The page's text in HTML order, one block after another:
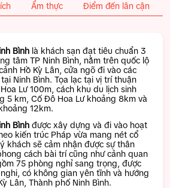
Ẩm thực Điểm đến lân cận
Bình là khách sạn đạt tiêu chuẩn 3
tâm TP Ninh Bình, nằm trên quốc lộ
Hồ Kỳ Lân, cửa ngõ đi vào các
Ninh Bình. Tọa lạc tại vị trí thuận
Lư 100m, cách khu du lịch sinh
5 km, Cố Đô Hoa Lư khoảng 8km và
12km.
Bình được xây dựng và đi vào hoạt
kiến trúc Pháp vừa mang nét cổ
khách sẽ cảm nhận được sự thân
cách bài trí cũng như cảnh quan
75 phòng nghỉ sang trọng, được
có không gian yên tĩnh và hướng
Lân, Thành phố Ninh Bình.